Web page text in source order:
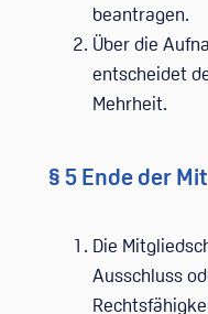
beantragen.
Über die
entscheidet
Mehrheit.
§ 5 Ende der
Die
Ausschluss